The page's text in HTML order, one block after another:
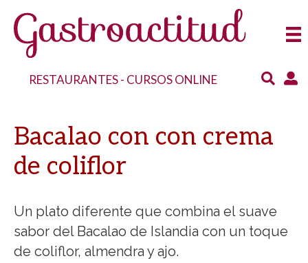
RESTAURANTES- CURSOS ONLINE
Bacalao con con crema
de coliflor
Un plato diferente que combina el suave
sabor del Bacalao de Islandia con un toque
de coliflor, almendra y ajo.